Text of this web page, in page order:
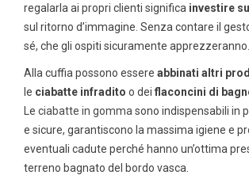
regalarla ai propri clienti significa investire
sul ritorno d’immagine. Senza contare il
sé, che gli ospiti sicuramente apprezzeranno.
Alla cuffia possono essere abbinati altri
le ciabatte infradito o dei flaconcini di
Le ciabatte in gomma sono indispensabili in
e sicure, garantiscono la massima igiene e
eventuali cadute perché hanno un’ottima
terreno bagnato del bordo vasca.